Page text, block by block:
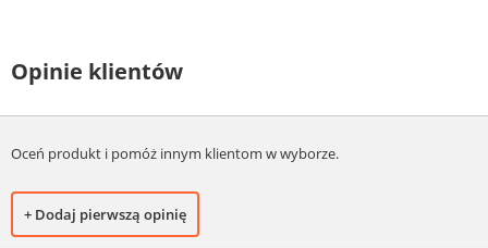
Opinie klientów
Oceń produkt i pomóż innym klientom w wyborze.
+ Dodaj pierwszą opinię